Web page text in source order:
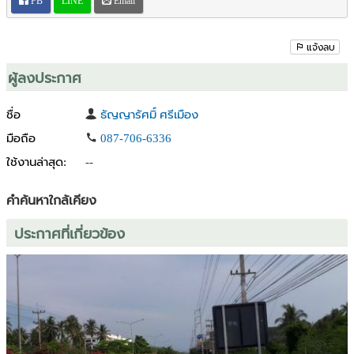
- ใกล้โลตัส สมุทรสงคราม
คุณโอ๋ 098-0978715 , 087-7066336
กดคลิ้กลิ้งค์นี้แอดไลน์ได้เลยค่ะ
หรือ ไอดีไลน์ : @landforu (มี@ด้านหน้านะคะ)
Youtube :
https://www.youtube.com/channel/UCgyD7cXZFB6tHwJhrxheKhw
แจ้งลบ
ผู้ลงประกาศ
ชื่อ
ธัญญารัศมิ์ ศรีเมือง
มือถือ
087-706-6336
ใช้งานล่าสุด:
--
คำค้นหาใกล้เคียง
ประกาศที่เกี่ยวข้อง